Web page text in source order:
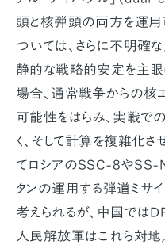
頭と核弾頭の両方を運用
ついては、さらに不明確
静的な戦略的安定を主
場合、通常戦争からの核
可能性をはらみ、実戦で
く、そして計算を複雑化さ
てロシアのSSC-8やSS-
タンの運用する弾道ミサ
考えられるが、中国では
人民解放軍はこれら対地